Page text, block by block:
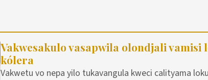
Vakwesakulo vasapwila olondjali
kólera
Vakwetu vo nepa yilo tukavangula kweci calityama